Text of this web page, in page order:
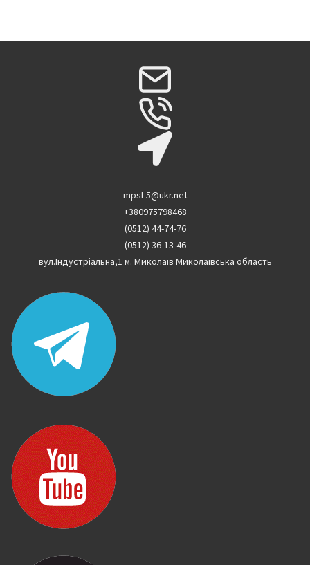
mpsl-5@ukr.net
+380975798468
(0512) 44-74-76
(0512) 36-13-46
вул.Індустріальна,1 м. Миколаїв Миколаївська область